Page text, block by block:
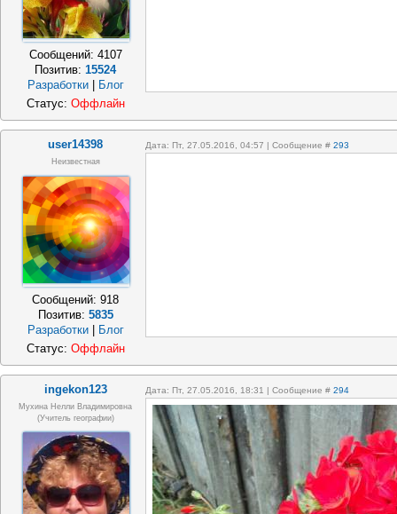
Сообщений: 4107
Позитив:15524
Разработки
Блог
Статус: Оффлайн
user14398 Дата: Пт, 27.05.2016, 04:57 | Сообщение # 293
Неизвестная
Сообщений:918
Позитив: 5835
Разработки
Блог
Статус: Оффлайн
ingekon123 Дата: Пт, 27.05.2016, 18:31 | Сообщение # 294
Мухина Нелли Владимировна
(Учитель географии)